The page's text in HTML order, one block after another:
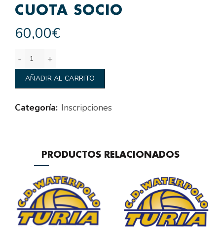
CUOTA SOCIO
60,00€
AÑADIR AL CARRITO
Categoría: Inscripciones
PRODUCTOS RELACIONADOS